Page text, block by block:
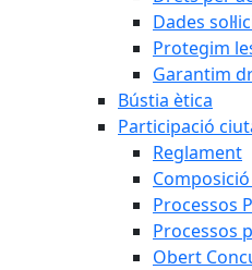
Dades
Protegim
Garantim
Bústia ètica
Participació
Reglament
Processos
Processos
Obert